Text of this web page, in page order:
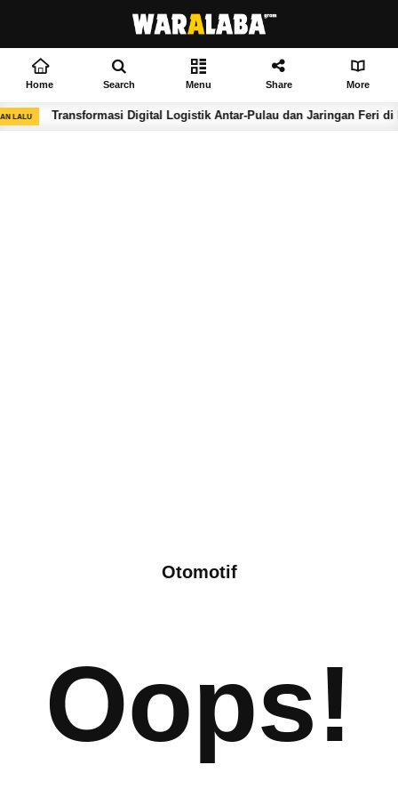
Home Search Menu Share More
LALU Transformasi Digital Logistik Antar-Pulau dan Jaringan Feri di
Otomotif
Oops!